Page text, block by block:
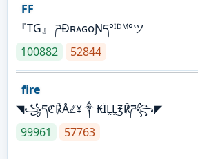
FF
『TG』 ཌĐʀᴀɢᴏƝད°ᴵᴰᴹ°ツ
100882
52844
fire
◥꧁དℭ℟Åℤ¥༒₭ÏḼḼ℥℟ཌ꧂◤
99961
57763